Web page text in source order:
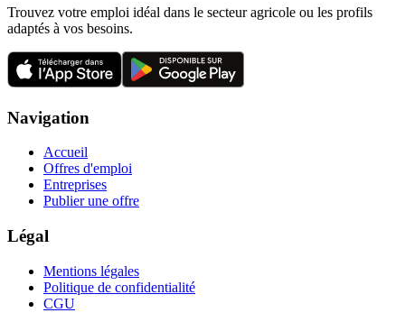
Trouvez votre emploi idéal dans le secteur agricole ou les profils
adaptés à vos besoins.
Navigation
Accueil
Offres d'emploi
Entreprises
Publier une offre
Légal
Mentions légales
Politique de confidentialité
CGU